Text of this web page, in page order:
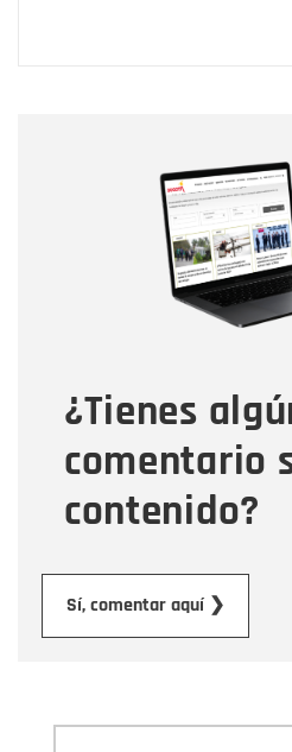
¿Tienes
comentario
contenido?
Sí, comentar aquí ❯
Correo electrónico
Tipo de comentario
Mensaje